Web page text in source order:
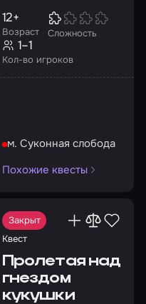
Возраст
12+
Сложность
Кол-во игроков
1–1
м. Суконная слобода
Похожие квесты
Закрыт
Квест
Пролетая над
гнездом
кукушки